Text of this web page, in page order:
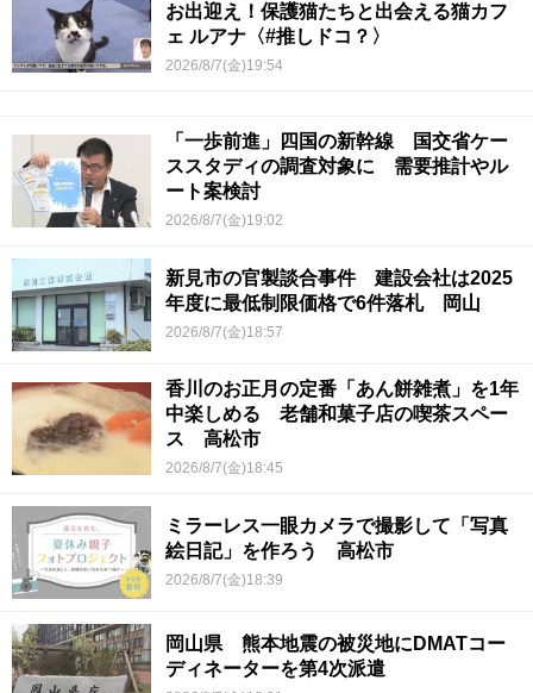
お出迎え！保護猫たちと出会える猫カフ
ェ ルアナ〈#推しドコ？〉
2026/8/7(金)19:54
「一歩前進」四国の新幹線 国交省ケー
ススタディの調査対象に 需要推計やル
ート案検討
2026/8/7(金)19:02
新見市の官製談合事件 建設会社は2025
年度に最低制限価格で6件落札 岡山
2026/8/7(金)18:57
香川のお正月の定番「あん餅雑煮」を1年
中楽しめる 老舗和菓子店の喫茶スペー
ス 高松市
2026/8/7(金)18:45
ミラーレス一眼カメラで撮影して「写真
絵日記」を作ろう 高松市
2026/8/7(金)18:39
岡山県 熊本地震の被災地にDMATコー
ディネーターを第4次派遣